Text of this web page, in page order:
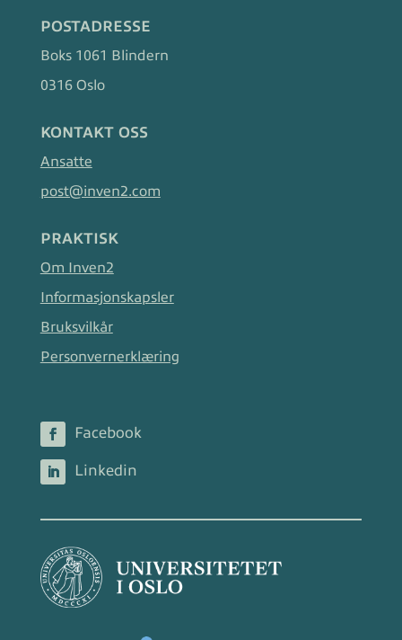
POSTADRESSE
Boks 1061 Blindern
0316 Oslo
KONTAKT OSS
Ansatte
post@inven2.com
PRAKTISK
Om Inven2
Informasjonskapsler
Bruksvilkår
Personvernerklæring